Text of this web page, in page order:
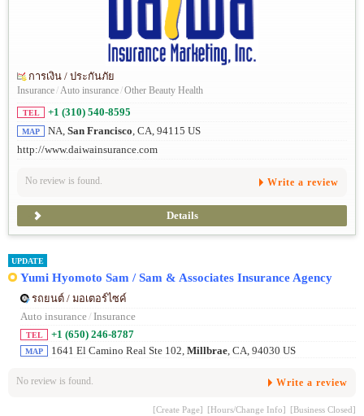
การเงิน / ประกันภัย
Insurance/ Auto insurance/Other Beauty Health
TEL +1 (310) 540-8595
MAP NA, San Francisco , CA, 94115 US
http://www.daiwainsurance.com
No review is found. Write a review
Details
UPDATE
Yumi Hyomoto Sam / Sam & Associates Insurance Agency
รถยนต์ / มอเตอร์ไซค์
Auto insurance/ Insurance
TEL +1 (650) 246-8787
MAP 1641 El Camino Real Ste 102, Millbrae, CA, 94030 US
No review is found. Write a review
[Create Page] [Hours/Change Info] [Business Closed]